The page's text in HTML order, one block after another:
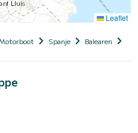
Leaflet
Spanje Balearen